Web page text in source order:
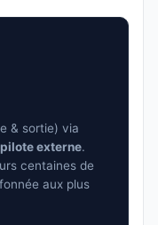
& sortie) via
externe.
centaines de
aux plus